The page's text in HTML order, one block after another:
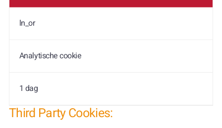
ln_or
Analytische cookie
1 dag
Third Party Cookies: